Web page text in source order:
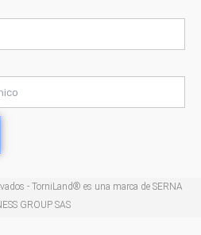
- TorniLand® es una marca de SERNA
GROUP SAS